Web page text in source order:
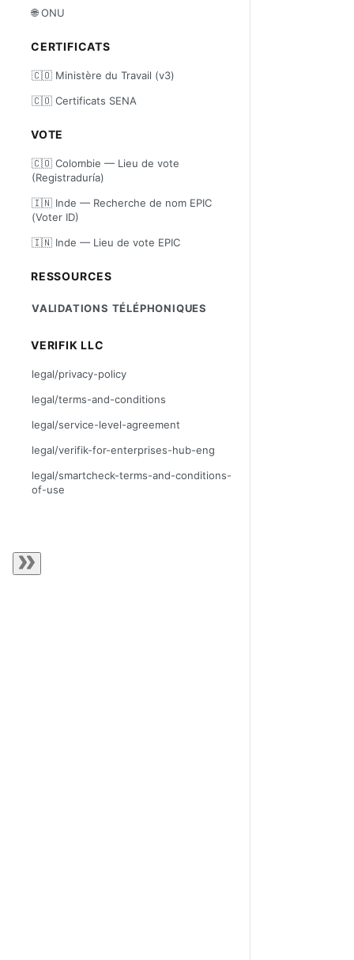
🌐 ONU
CERTIFICATS
🇨🇴 Ministère du Travail (v3)
🇨🇴 Certificats SENA
VOTE
🇨🇴 Colombie — Lieu de vote
(Registraduría)
🇮🇳 Inde — Recherche de nom EPIC
(Voter ID)
🇮🇳 Inde — Lieu de vote EPIC
RESSOURCES
VALIDATIONS TÉLÉPHONIQUES
VERIFIK LLC
legal/privacy-policy
legal/terms-and-conditions
legal/service-level-agreement
legal/verifik-for-enterprises-hub-eng
legal/smartcheck-terms-and-conditions-
of-use